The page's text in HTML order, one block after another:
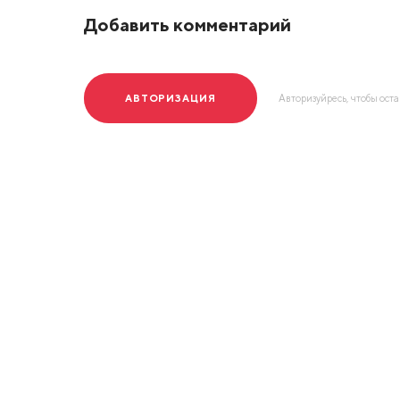
Добавить комментарий
АВТОРИЗАЦИЯ Авторизуйресь, чтобы